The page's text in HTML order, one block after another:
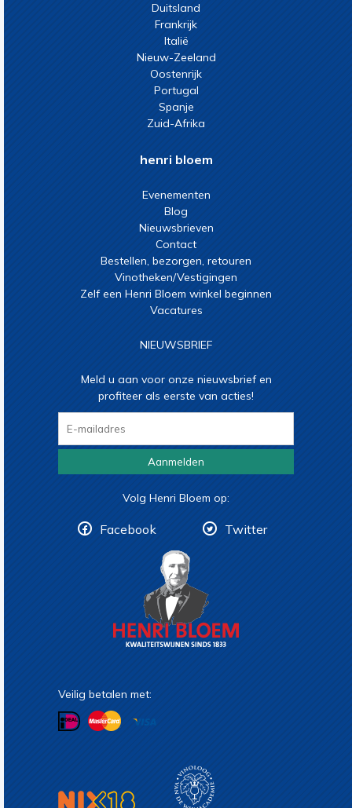
Duitsland
Frankrijk
Italië
Nieuw-Zeeland
Oostenrijk
Portugal
Spanje
Zuid-Afrika
henri bloem
Evenementen
Blog
Nieuwsbrieven
Contact
Bestellen, bezorgen, retouren
Vinotheken/Vestigingen
Zelf een Henri Bloem winkel beginnen
Vacatures
NIEUWSBRIEF
Meld u aan voor onze nieuwsbrief en
profiteer als eerste van acties!
Aanmelden
Volg Henri Bloem op:
Facebook Twitter
Veilig betalen met: